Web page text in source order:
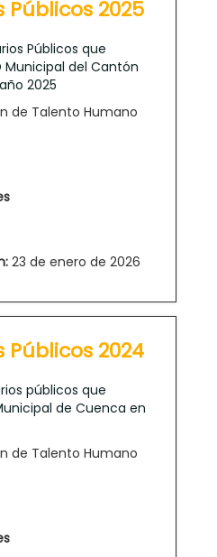
Públicos 2025
Públicos que
Municipal del Cantón
2025
de Talento Humano
23 de enero de 2026
Públicos 2024
públicos que
de Cuenca en
de Talento Humano